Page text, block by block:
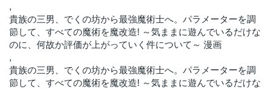
,
貴族の三男、でくの坊から最強魔術士へ。パラメーターを調
節して、すべての魔術を魔改造! ～気ままに遊んでいるだけな
のに、何故か評価が上がっていく件について～ 漫画
,
貴族の三男、でくの坊から最強魔術士へ。パラメーターを調
節して、すべての魔術を魔改造! ～気ままに遊んでいるだけな